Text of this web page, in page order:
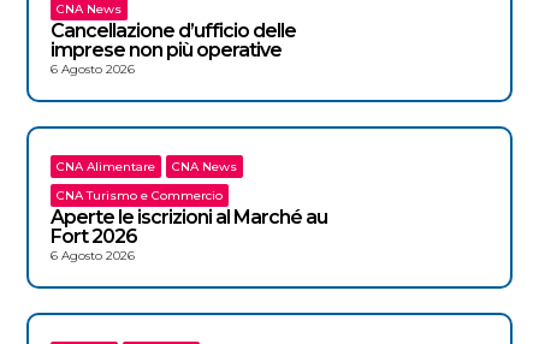
CNA News
Cancellazione d’ufficio delle
imprese non più operative
6 Agosto 2026
CNA Alimentare
CNA News
CNA Turismo e Commercio
Aperte le iscrizioni al Marché au
Fort 2026
6 Agosto 2026